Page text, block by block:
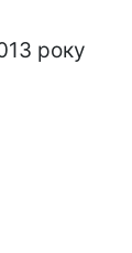
року